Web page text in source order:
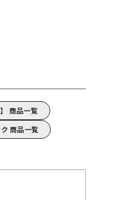
商品一覧
商品一覧